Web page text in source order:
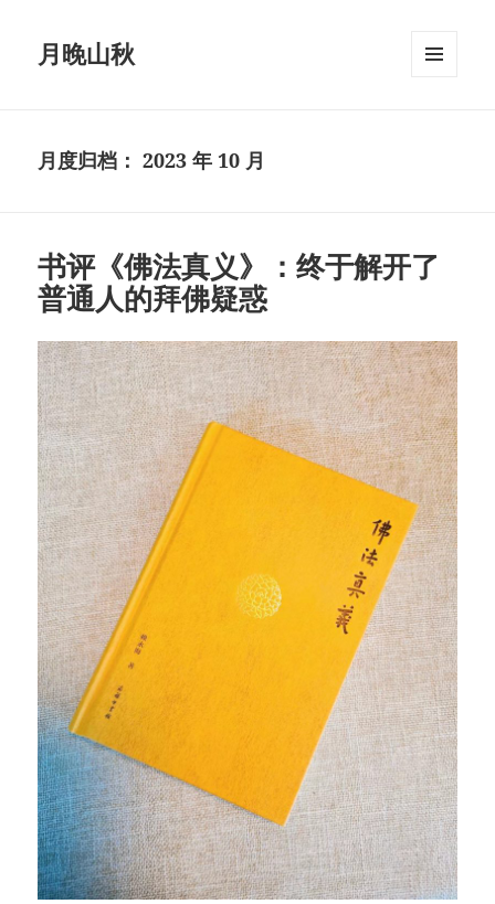
月晚山秋
月度归档：2023 年 10 月
书评《佛法真义》：终于解开了
普通人的拜佛疑惑